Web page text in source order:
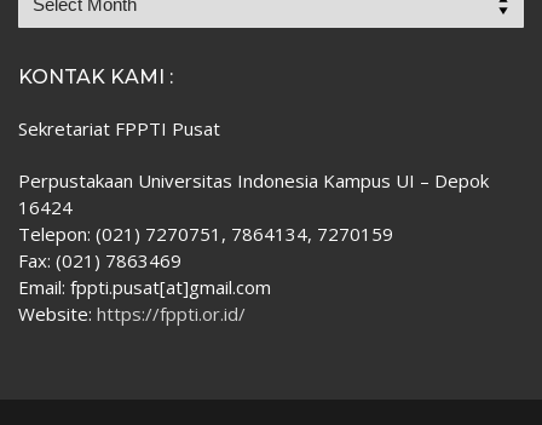
KONTAK KAMI :
Sekretariat FPPTI Pusat
Perpustakaan Universitas Indonesia Kampus UI – Depok
16424
Telepon: (021) 7270751, 7864134, 7270159
Fax: (021) 7863469
Email: fppti.pusat[at]gmail.com
Website: https://fppti.or.id/